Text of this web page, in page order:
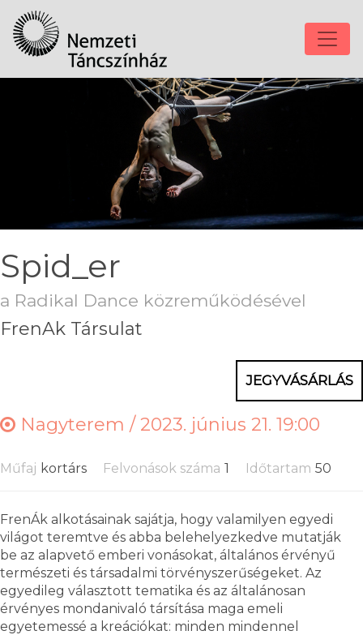
Spid_er
a Radikal Dance közreműködésével
FrenAk Társulat
JEGYVÁSÁRLÁS
Nagyterem /2023. június 21. 19:00
Műfaj kortárs Felvonások száma 1 Időtartam 50
FrenÁk alkotásainak sajátja, hogy valamilyen egyedi
világot teremtve és abba belehelyezkedve mutatják
be az alapvető emberi vonásokat, általános érvényű
természeti és társadalmi törvényszerűségeket. Az
egyedileg választott tematika és az általánosan
érvényes mondanivaló társítása maga emeli
egyetemessé a kreációkat: minden mindennel